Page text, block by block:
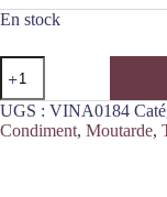
En stock
quantité
de
Moutarde
Aromatique
Miel
UGS : VINA0184
Condiment, Moutarde,